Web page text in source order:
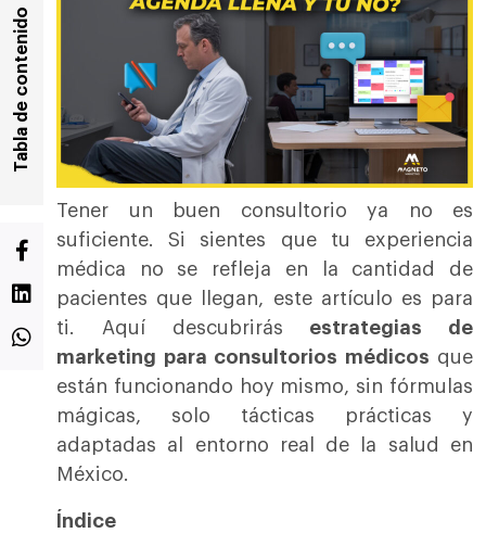
Tabla de contenido
Tener un buen consultorio ya no es
suficiente. Si sientes que tu experiencia
médica no se refleja en la cantidad de
pacientes que llegan, este artículo es para
ti. Aquí descubrirás estrategias de
marketing para consultorios médicos que
están funcionando hoy mismo, sin fórmulas
mágicas, solo tácticas prácticas y
adaptadas al entorno real de la salud en
México.
Índice